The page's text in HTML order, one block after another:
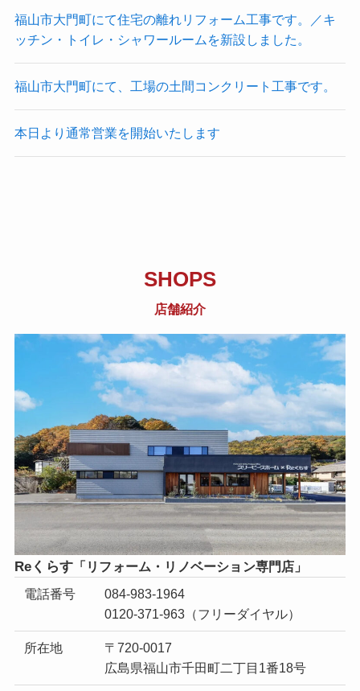
福山市大門町にて住宅の離れリフォーム工事です。／キ
ッチン・トイレ・シャワールームを新設しました。
福山市大門町にて、工場の土間コンクリート工事です。
本日より通常営業を開始いたします
SHOPS
店舗紹介
Reくらす「リフォーム・ リノベーション専門店」
電話番号
084-983-1964
0120-371-963 （フリーダイヤル）
所在地
〒720-0017
広島県福山市千田町二丁目1番18号